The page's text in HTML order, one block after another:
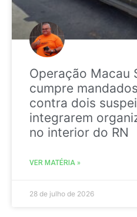
Operação Macau
cumpre
contra dois
integrarem
no interior do RN
VER MATÉRIA »
28 de julho de 2026